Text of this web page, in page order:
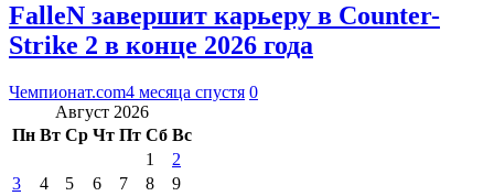
FalleN завершит карьеру в Counter-
Strike 2 в конце 2026 года
Чемпионат.com4 месяца спустя 0
Август 2026
Пн Вт Ср Чт Пт Сб Вс
1
2
3
4 5 6 7 8
9